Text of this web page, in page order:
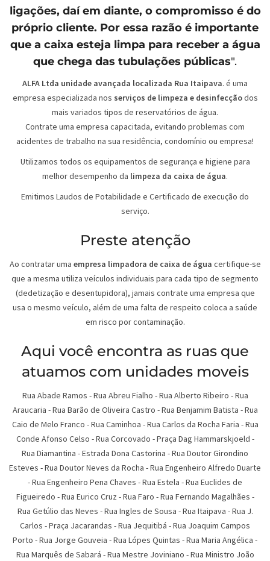
ligações, daí em diante, o compromisso é do
próprio cliente. Por essa razão é importante
que a caixa esteja limpa para receber a água
que chega das tubulações públicas".
ALFA Ltda unidade avançada localizada Rua Itaipava. é uma
empresa especializada nos serviços de limpeza e desinfecçãodos
mais variados tipos de reservatórios de água.
Contrate uma empresa capacitada, evitando problemas com
acidentes de trabalho na sua residência, condomínio ou empresa!
Utilizamos todos os equipamentos de segurança e higiene para
melhor desempenho da limpeza da caixa de água.
Emitimos Laudos de Potabilidade e Certificado de execução do
serviço.
Preste atenção
Ao contratar uma empresa limpadora de caixa de água certifique-se
que a mesma utiliza veículos individuais para cada tipo de segmento
(dedetização e desentupidora), jamais contrate uma empresa que
usa o mesmo veículo, além de uma falta de respeito coloca a saúde
em risco por contaminação.
Aqui você encontra as ruas que
atuamos com unidades moveis
Rua Abade Ramos - Rua Abreu Fialho - Rua Alberto Ribeiro - Rua
Araucaria - Rua Barão de Oliveira Castro - Rua Benjamim Batista - Rua
Caio de Melo Franco - Rua Caminhoa - Rua Carlos da Rocha Faria - Rua
Conde Afonso Celso - Rua Corcovado - Praça Dag Hammarskjoeld -
Rua Diamantina - Estrada Dona Castorina - Rua Doutor Girondino
Esteves - Rua Doutor Neves da Rocha - Rua Engenheiro Alfredo Duarte
- Rua Engenheiro Pena Chaves - Rua Estela - Rua Euclides de
Figueiredo - Rua Eurico Cruz - Rua Faro - Rua Fernando Magalhães -
Rua Getúlio das Neves - Rua Ingles de Sousa - Rua Itaipava - Rua J.
Carlos - Praça Jacarandas - Rua Jequitibá - Rua Joaquim Campos
Porto - Rua Jorge Gouveia - Rua Lópes Quintas - Rua Maria Angélica -
Rua Marquês de Sabará - Rua Mestre Joviniano - Rua Ministro João